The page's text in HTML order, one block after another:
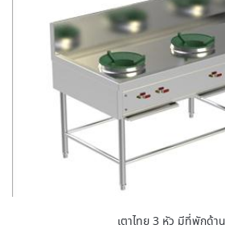
เตาไทย 3 หัว มีที่พักด้า